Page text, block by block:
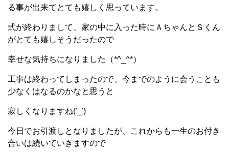
る事が出来てとても嬉しく思っています。
式が終わりまして、家の中に入った時にＡちゃんとＳくん
がとても嬉しそうだったので
幸せな気持ちになりました（*^_^*）
工事は終わってしまったので、今までのように会うことも
少なくはなるのかなと思うと
寂しくなりますね('_')
今日でお引渡しとなりましたが、これからも一生のお付き
合いは続いていきますので